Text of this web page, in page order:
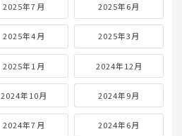
2025年7月 2025年6月
2025年4月 2025年3月
2025年1月 2024年12月
2024年10月 2024年9月
2024年7月 2024年6月